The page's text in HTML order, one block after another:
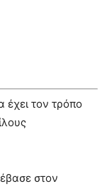
έχει τον τρόπο
στον